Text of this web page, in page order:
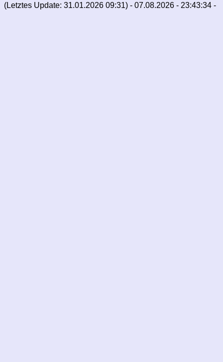
(Letztes Update: 31.01.2026 09:31) - 07.08.2026 - 23:43:34 -